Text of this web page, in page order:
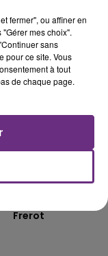
JULIEN LIEB
Dis-Moi Ou
Frerot
fermer", ou affiner en
mes choix".
sans
pour ce site. Vous
à tout
de chaque page.